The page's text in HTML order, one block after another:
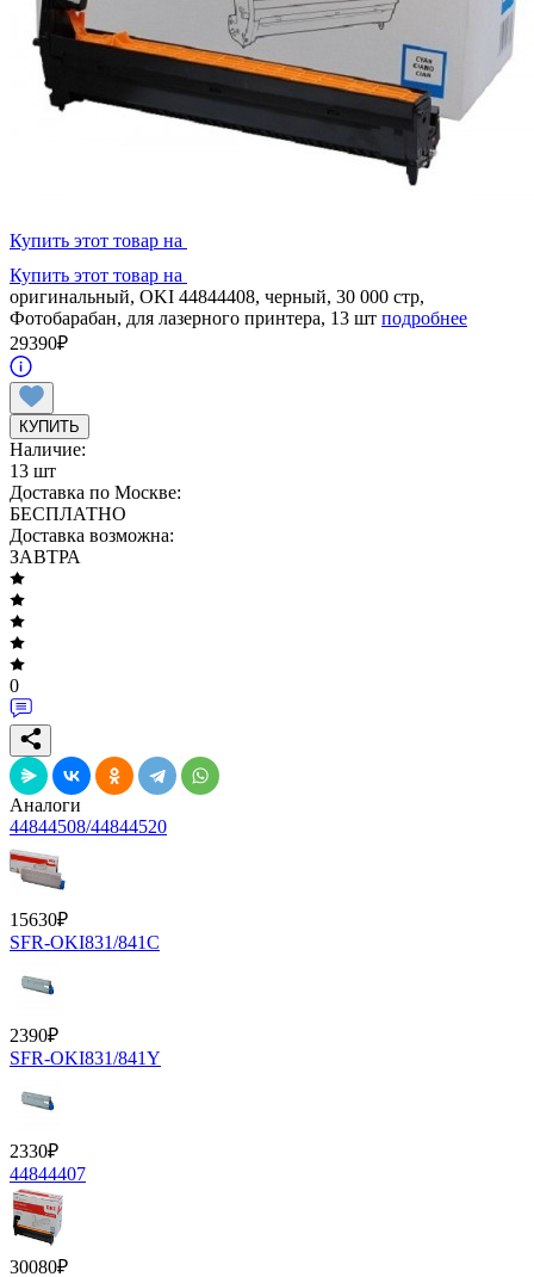
Купить этот товар на
Купить этот товар на
оригинальный, OKI 44844408, черный, 30 000 стр,
Фотобарабан, для лазерного принтера, 13 шт подробнее
29390₽
КУПИТЬ
Наличие:
13 шт
Доставка по Москве:
БЕСПЛАТНО
Доставка возможна:
ЗАВТРА
0
Аналоги
44844508/44844520
15630₽
SFR-OKI831/841C
2390₽
SFR-OKI831/841Y
2330₽
44844407
30080₽